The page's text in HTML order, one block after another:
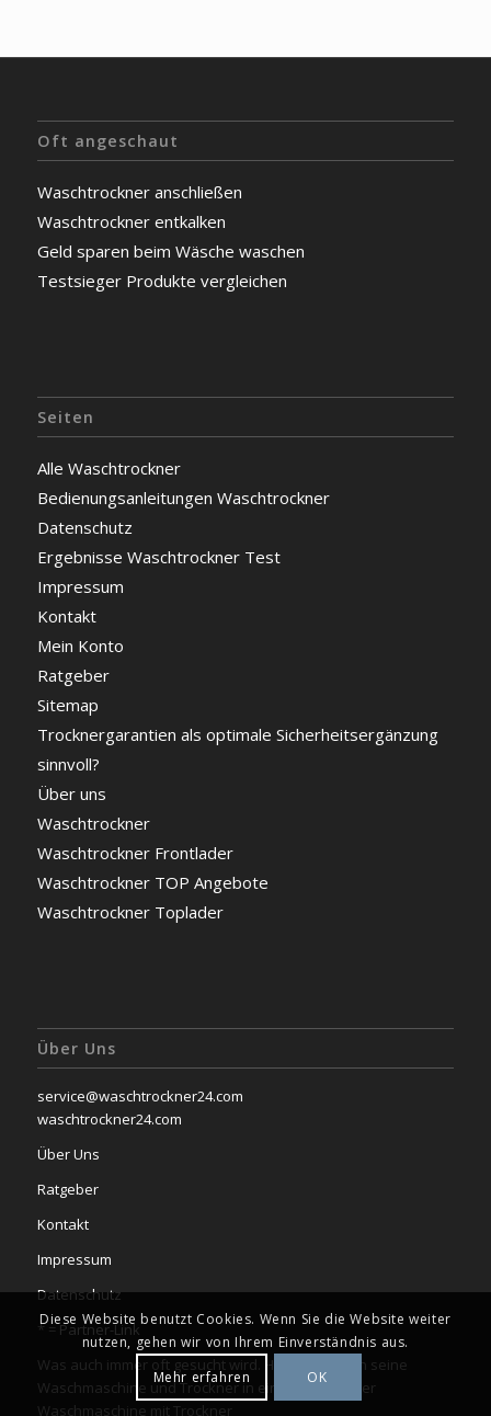
Oft angeschaut
Waschtrockner anschließen
Waschtrockner entkalken
Geld sparen beim Wäsche waschen
Testsieger Produkte vergleichen
Seiten
Alle Waschtrockner
Bedienungsanleitungen Waschtrockner
Datenschutz
Ergebnisse Waschtrockner Test
Impressum
Kontakt
Mein Konto
Ratgeber
Sitemap
Trocknergarantien als optimale Sicherheitsergänzung
sinnvoll?
Über uns
Waschtrockner
Waschtrockner Frontlader
Waschtrockner TOP Angebote
Waschtrockner Toplader
Über Uns
service@waschtrockner24.com
waschtrockner24.com
Über Uns
Ratgeber
Kontakt
Impressum
Datenschutz
* =Partner-Link
Was auch immer oft gesucht wird. Hier findet man seine
Waschmaschine und Trockner in einem Gerät oder
Waschmaschine mit Trockner
Diese Website benutzt Cookies. Wenn Sie die Website weiter
nutzen, gehen wir von Ihrem Einverständnis aus.
Mehr erfahren
OK